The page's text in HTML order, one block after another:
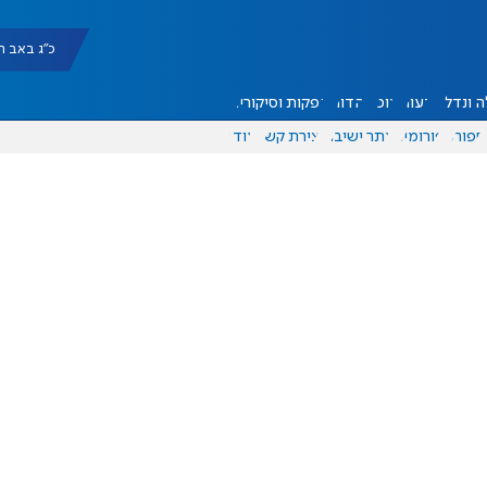
כ"ג באב תשפ"ו
ונדל"ן דעות אוכל יהדות הפקות וסיקורים
ספורט פורומים אתר ישיבה יצירת קשר עוד